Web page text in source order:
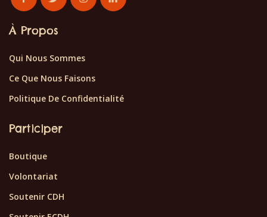
À Propos
Qui Nous Sommes
Ce Que Nous Faisons
Politique De Confidentialité
Participer
Boutique
Volontariat
Soutenir CDH